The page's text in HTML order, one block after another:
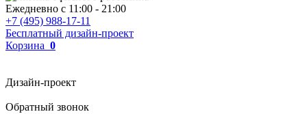
Ежедневно с 11:00 - 21:00
+7 (495) 988-17-11
Бесплатный дизайн-проект
Корзина 0
Дизайн-проект
Обратный звонок